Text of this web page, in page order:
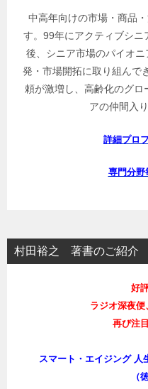
中高年向けの市場・商品
す。99年にアクティブシ
後、シニア市場のパイオ
発・市場開拓に取り組んで
頼が激増し、高齢化のグ
アの仲間入
詳細プロ
専門分野
村田裕之 著書のご紹介
好
ラジオ深夜便
再び注
スマート・エイジング 人
（